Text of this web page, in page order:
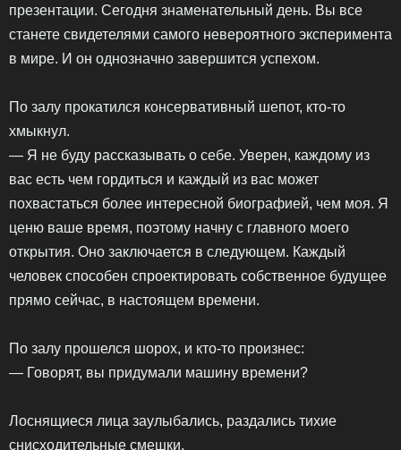
презентации. Сегодня знаменательный день. Вы все
станете свидетелями самого невероятного эксперимента
в мире. И он однозначно завершится успехом.
По залу прокатился консервативный шепот, кто-то
хмыкнул.
— Я не буду рассказывать о себе. Уверен, каждому из
вас есть чем гордиться и каждый из вас может
похвастаться более интересной биографией, чем моя. Я
ценю ваше время, поэтому начну с главного моего
открытия. Оно заключается в следующем. Каждый
человек способен спроектировать собственное будущее
прямо сейчас, в настоящем времени.
По залу прошелся шорох, и кто-то произнес:
— Говорят, вы придумали машину времени?
Лоснящиеся лица заулыбались, раздались тихие
снисходительные смешки.